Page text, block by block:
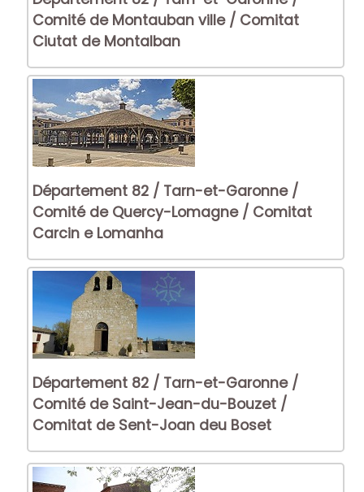
Comité de Montauban ville / Comitat
Ciutat de Montalban
Département 82 / Tarn-et-Garonne /
Comité de Quercy-Lomagne / Comitat
Carcin e Lomanha
Département 82 / Tarn-et-Garonne /
Comité de Saint-Jean-du-Bouzet /
Comitat de Sent-Joan deu Boset